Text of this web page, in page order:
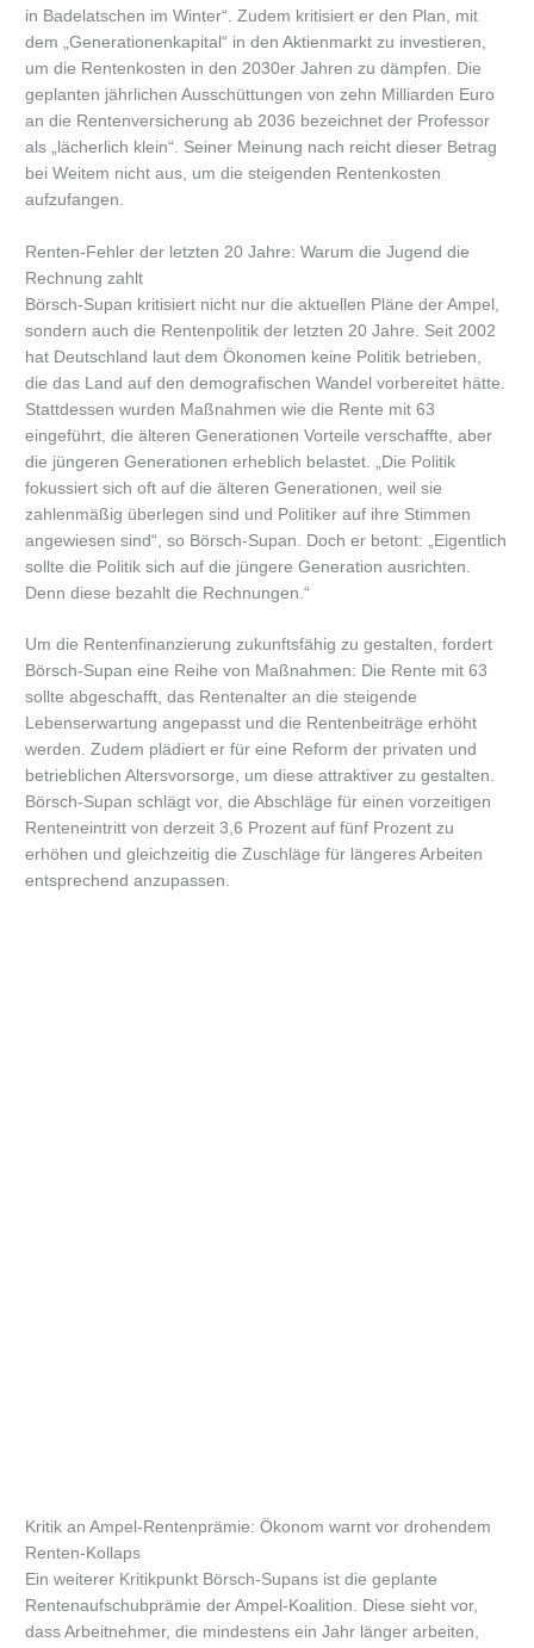
in Badelatschen im Winter“. Zudem kritisiert er den Plan, mit
dem „Generationenkapital“ in den Aktienmarkt zu investieren,
um die Rentenkosten in den 2030er Jahren zu dämpfen. Die
geplanten jährlichen Ausschüttungen von zehn Milliarden Euro
an die Rentenversicherung ab 2036 bezeichnet der Professor
als „lächerlich klein“. Seiner Meinung nach reicht dieser Betrag
bei Weitem nicht aus, um die steigenden Rentenkosten
aufzufangen.
Renten-Fehler der letzten 20 Jahre: Warum die Jugend die
Rechnung zahlt
Börsch-Supan kritisiert nicht nur die aktuellen Pläne der Ampel,
sondern auch die Rentenpolitik der letzten 20 Jahre. Seit 2002
hat Deutschland laut dem Ökonomen keine Politik betrieben,
die das Land auf den demografischen Wandel vorbereitet hätte.
Stattdessen wurden Maßnahmen wie die Rente mit 63
eingeführt, die älteren Generationen Vorteile verschaffte, aber
die jüngeren Generationen erheblich belastet. „Die Politik
fokussiert sich oft auf die älteren Generationen, weil sie
zahlenmäßig überlegen sind und Politiker auf ihre Stimmen
angewiesen sind“, so Börsch-Supan. Doch er betont: „Eigentlich
sollte die Politik sich auf die jüngere Generation ausrichten.
Denn diese bezahlt die Rechnungen.“
Um die Rentenfinanzierung zukunftsfähig zu gestalten, fordert
Börsch-Supan eine Reihe von Maßnahmen: Die Rente mit 63
sollte abgeschafft, das Rentenalter an die steigende
Lebenserwartung angepasst und die Rentenbeiträge erhöht
werden. Zudem plädiert er für eine Reform der privaten und
betrieblichen Altersvorsorge, um diese attraktiver zu gestalten.
Börsch-Supan schlägt vor, die Abschläge für einen vorzeitigen
Renteneintritt von derzeit 3,6 Prozent auf fünf Prozent zu
erhöhen und gleichzeitig die Zuschläge für längeres Arbeiten
entsprechend anzupassen.
Kritik an Ampel-Rentenprämie: Ökonom warnt vor drohendem
Renten-Kollaps
Ein weiterer Kritikpunkt Börsch-Supans ist die geplante
Rentenaufschubprämie der Ampel-Koalition. Diese sieht vor,
dass Arbeitnehmer, die mindestens ein Jahr länger arbeiten,